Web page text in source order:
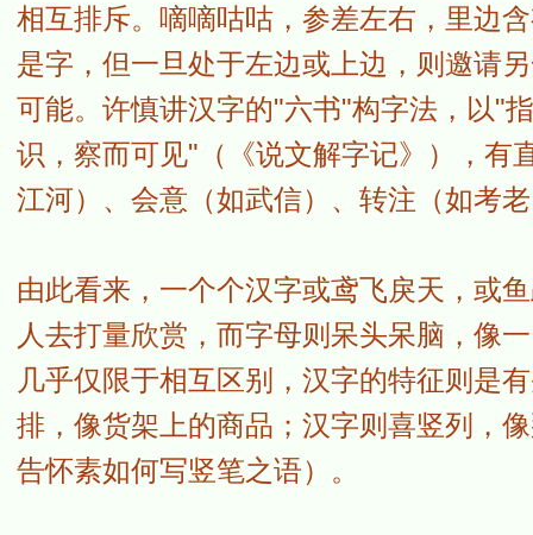
相互排斥。嘀嘀咕咕，参差左右，里边
是字，但一旦处于左边或上边，则邀请
可能。许慎讲汉字的"六书"构字法，以"
识，察而可见"（《说文解字记》），有
江河）、会意（如武信）、转注（如考
由此看来，一个个汉字或鸢飞戾天，或
人去打量欣赏，而字母则呆头呆脑，像
几乎仅限于相互区别，汉字的特征则是
排，像货架上的商品；汉字则喜竖列，
告怀素如何写竖笔之语）。